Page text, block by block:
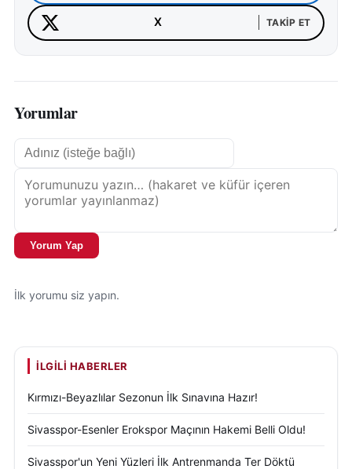
X TAKIP ET
Yorumlar
Yorum Yap
İlk yorumu siz yapın.
İLGILI HABERLER
Kırmızı-Beyazlılar Sezonun İlk Sınavına Hazır!
Sivasspor-Esenler Erokspor Maçının Hakemi Belli Oldu!
Sivasspor'un Yeni Yüzleri İlk Antrenmanda Ter Döktü